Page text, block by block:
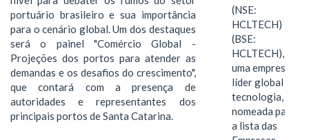
portuário brasileiro e sua importância
para o cenário global. Um dos destaques
será o painel "Comércio Global -
Projeções dos portos para atender as
demandas e os desafios do crescimento",
que contará com a presença de
autoridades e representantes dos
principais portos de Santa Catarina.
(NSE:
HCLTECH)
(BSE:
HCLTECH),
uma empresa
líder global em
tecnologia, foi
nomeada para
a lista das